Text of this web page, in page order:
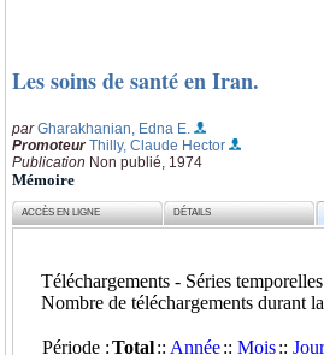
Les soins de santé en Iran.
parGharakhanian, Edna E.
Promoteur Thilly, Claude Hector
Publication Non publié, 1974
Mémoire
ACCÈS EN LIGNE DÉTAILS